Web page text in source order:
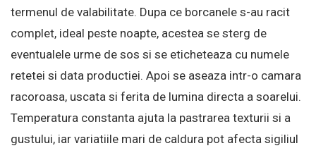
termenul de valabilitate. Dupa ce borcanele s-au racit
complet, ideal peste noapte, acestea se sterg de
eventualele urme de sos si se eticheteaza cu numele
retetei si data productiei. Apoi se aseaza intr-o camara
racoroasa, uscata si ferita de lumina directa a soarelui.
Temperatura constanta ajuta la pastrarea texturii si a
gustului, iar variatiile mari de caldura pot afecta sigiliul